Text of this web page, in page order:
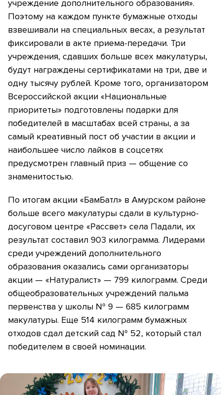
учреждение дополнительного образования».
Поэтому на каждом пункте бумажные отходы
взвешивали на специальных весах, а результат
фиксировали в акте приема-передачи. Три
учреждения, сдавших больше всех макулатуры,
будут награждены сертификатами на три, две и
одну тысячу рублей. Кроме того, организатором
Всероссийской акции «Национальные
приоритеты» подготовлены подарки для
победителей в масштабах всей страны, а за
самый креативный пост об участии в акции и
наибольшее число лайков в соцсетях
предусмотрен главный приз — общение со
знаменитостью.
По итогам акции «БамБатл» в Амурском районе
больше всего макулатуры сдали в культурно-
досуговом центре «Рассвет» села Падали, их
результат составил 903 килограмма. Лидерами
среди учреждений дополнительного
образования оказались сами организаторы
акции — «Натуралист» — 799 килограмм. Среди
общеобразовательных учреждений пальма
первенства у школы № 9 — 685 килограмм
макулатуры. Еще 514 килограмм бумажных
отходов сдал детский сад № 52, который стал
победителем в своей номинации.